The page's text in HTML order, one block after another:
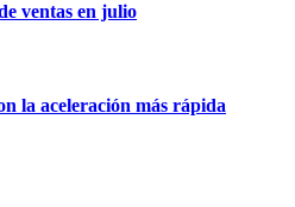
ventas en julio
la aceleración más rápida